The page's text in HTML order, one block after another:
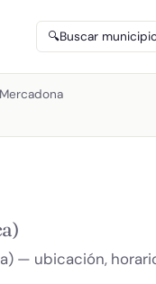
🔍Buscar
Mercadona
— ubicación,